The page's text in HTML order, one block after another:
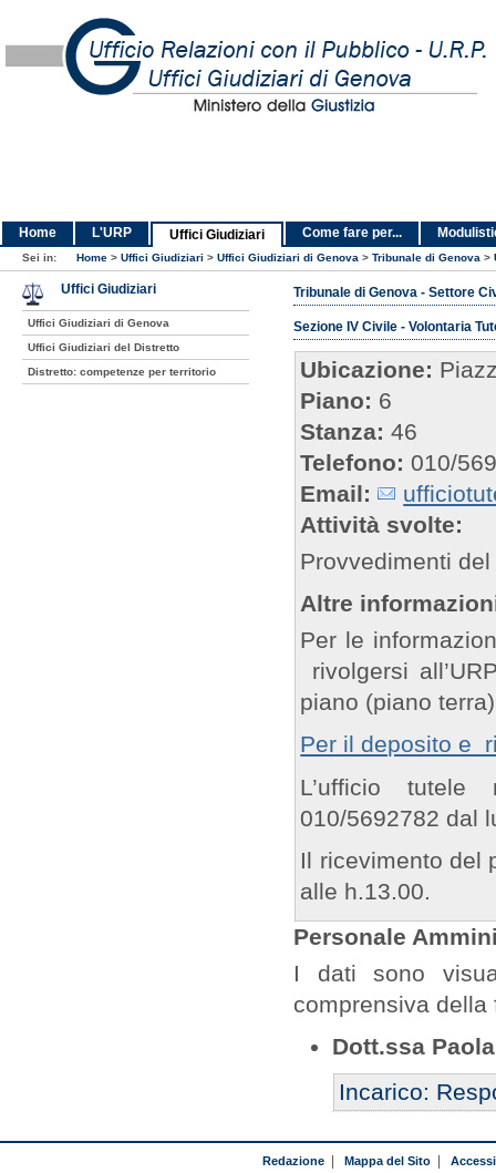
Home L'URP Uffici Giudiziari Come fare per...
Sei in: Home > Uffici Giudiziari > Uffici Giudiziari di Genova > Tribunale di Genova >
Tribunale di Genova - Settore
Sezione IV Civile - Volontaria
Ubicazione:
Piano: 6
Stanza: 46
Telefono:010/
Email:
Attività svolte:
Provvedimenti
Altre
Per le
rivolgersi
piano (piano
Per il deposito e
L’ufficio
010/5692782 dal
Il ricevimento del
alle h.13.00.
Personale
I dati sono
comprensiva
Dott.ssa
Incarico:
Uffici Giudiziari
Uffici Giudiziari di Genova
Uffici Giudiziari del Distretto
Distretto: competenze per territorio
Redazione| Mappa del Sito|